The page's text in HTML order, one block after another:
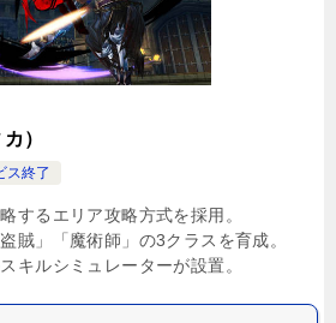
）
ス終了
するエリア攻略方式を採用。
賊」「魔術師」の3クラスを育成。
キルシミュレーターが設置。